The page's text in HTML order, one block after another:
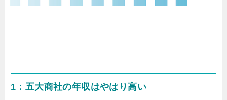
1：五大商社の年収はやはり高い